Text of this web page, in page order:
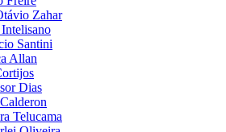
Zahar
Santini
Allan
Dias
Telucama